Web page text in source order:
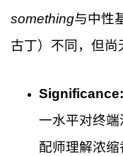
something与中性
古丁）不同，但尚
Significance:
一水平对终
配师理解浓